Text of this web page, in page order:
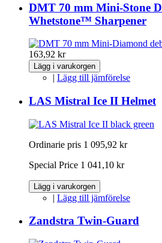
DMT 70 mm Mini-Stone
Whetstone™ Sharpener
163,92 kr
Lägg i varukorgen
| Lägg till jämförelse
LAS Mistral Ice II Helmet
Ordinarie pris 1 095,92 kr
Special Price 1 041,10 kr
Lägg i varukorgen
| Lägg till jämförelse
Zandstra Twin-Guard